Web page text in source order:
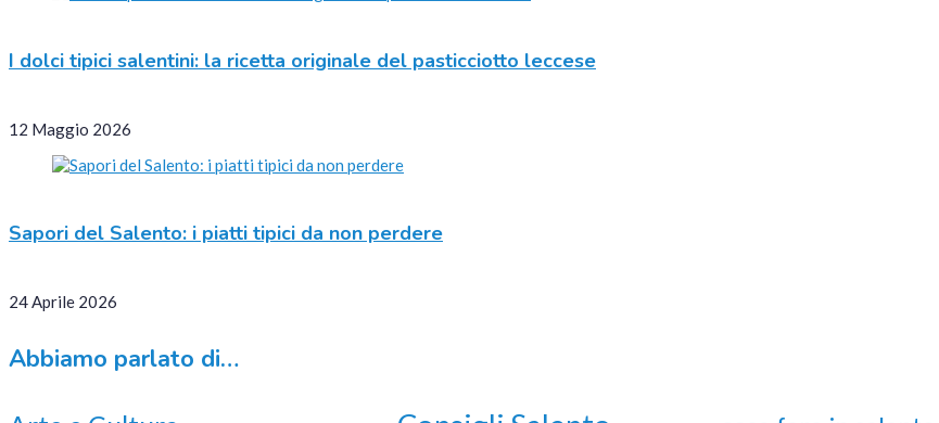
I dolci tipici salentini: la ricetta originale del pasticciotto leccese
12 Maggio 2026
Sapori del Salento: i piatti tipici da non perdere
24 Aprile 2026
Abbiamo parlato di…